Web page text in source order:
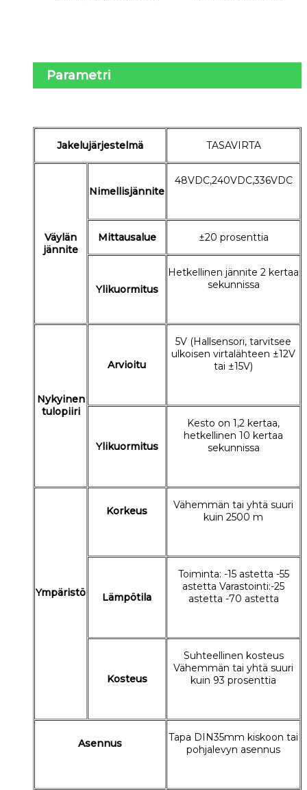
Parametri
Jakelujärjestelmä TASAVIRTA
Väylän
jännite
Nimellisjännite
48VDC,240VDC,336VDC
Mittausalue ±20 prosenttia
Ylikuormitus
Hetkellinen jännite 2 kertaa
sekunnissa
Nykyinen
tulopiiri
Arvioitu
5V (Hallsensori, tarvitsee
ulkoisen virtalähteen ±12V
tai ±15V)
Ylikuormitus
Kesto on 1,2 kertaa,
hetkellinen 10 kertaa
sekunnissa
Ympäristö
Korkeus
Vähemmän tai yhtä suuri
kuin 2500 m
Lämpötila
Toiminta: -15 astetta -55
astetta Varastointi:-25
astetta -70 astetta
Kosteus
Suhteellinen kosteus
Vähemmän tai yhtä suuri
kuin 93 prosenttia
Asennus
Tapa DIN35mm kiskoon tai
pohjalevyn asennus